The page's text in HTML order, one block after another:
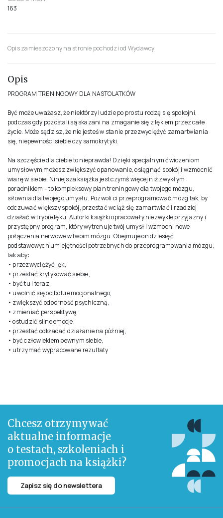
163
Opis zamieszczony na stronie pochodzi od Wydawcy
Opis
PROGRAM TRENINGOWY DLA NASTOLATKÓW
Być może uważasz, że niektórzy ludzie po prostu rodzą się spokojni,
podczas gdy pozostali są skazani na zmaganie się z lękiem przez całe
życie. Może sądzisz, że nie jesteś w stanie przezwyciężyć zamartwiania
się, niepewności siebie czy samokrytyki.
Na szczęście dla ciebie to nieprawda! Dzięki specjalnym ćwiczeniom
umysłowym możesz zwiększyć opanowanie, osiągnąć spokój i wzmocnić
wiarę w siebie. Niniejsza książka jest czymś więcej niż zwykłym
poradnikiem – to kompleksowy plan treningowy dla twojego mózgu,
siłownia dla twojego umysłu. Pozwoli ci przeprogramować mózg tak, by
odczuwać większy spokój, przestać wciąż się zamartwiać i rzadziej
działać w trybie lęku. Autorki książki opracowały niezwykle przyjazny i
przystępny program, który wytrenuje twój umysł i wzmocni nowe
połączenia nerwowe w twoim mózgu. Obejmuje on dziesięć
podstawowych umiejętności potrzebnych do przeprogramowania mózgu,
tak aby:
• przezwyciężyć lęk,
• przestać krytykować siebie,
• być tu i teraz,
• uwolnić się od bólu emocjonalnego,
• zwiększyć odporność psychiczną,
• zmieniać perspektywę,
• ostudzić silne emocje,
• przestać odkładać działanie na później,
• być człowiekiem pewnym siebie,
• utrzymać wypracowane rezultaty
Chcesz otrzymywać
aktualne informacje
o testach, szkoleniach i
promocjach na książki?
Zapisz się do newslettera